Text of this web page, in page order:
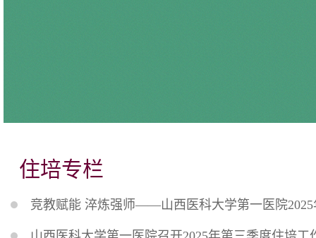
住培专栏
竞教赋能 淬炼强师——山西医科大学第一医院